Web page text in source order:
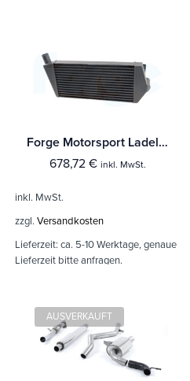
Forge Motorsport Ladeluftkühler Renault Megane
678,72 € inkl. MwSt.
inkl. MwSt.
zzgl. Versandkosten
Lieferzeit: ca. 5-10 Werktage, genaue
Lieferzeit bitte anfragen.
AUSVERKAUFT